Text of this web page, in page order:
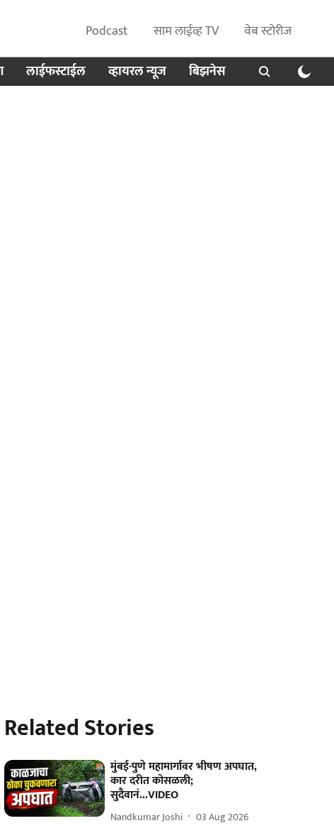
Podcast साम लाईव्ह TV
वेब स्टोरीज
लाईफस्टाईल व्हायरल न्यूज बिझनेस
Related Stories
मुंबई-पुणे महामार्गावर भीषण अपघात,
कार दरीत कोसळली;
सुदैवानं...VIDEO
Nandkumar Joshi 03 Aug 2026